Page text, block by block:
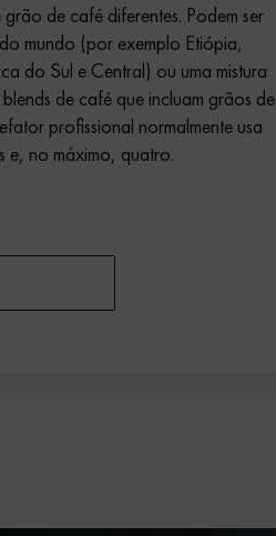
de café diferentes. Podem ser
mundo (por exemplo Etiópia,
do Sul e Central) ou uma mistura
de café que incluam grãos de
profissional normalmente usa
e, no máximo, quatro.